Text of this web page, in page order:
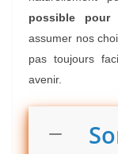
possible pour
assumer nos
pas toujours
avenir.